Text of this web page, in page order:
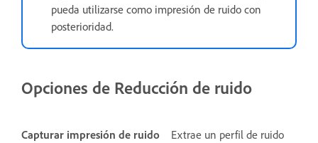
pueda utilizarse como impresión de ruido con
posterioridad.
Opciones de Reducción de ruido
Capturar impresión de ruido
Extrae un perfil de ruido